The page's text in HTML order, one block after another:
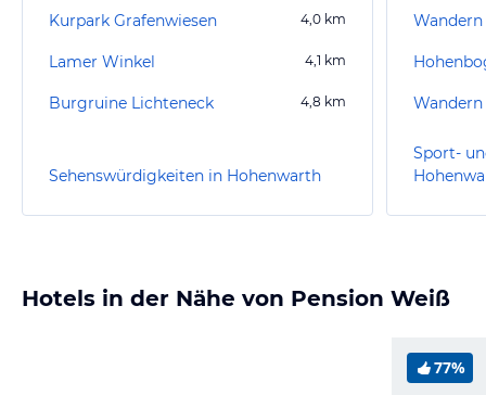
Kurpark Grafenwiesen 4,0 km
Lamer Winkel 4,1 km
Burgruine Lichteneck 4,8 km
Sehenswürdigkeiten in Hohenwarth
Sport-
Hotels in der Nähe von Pension Weiß
77%